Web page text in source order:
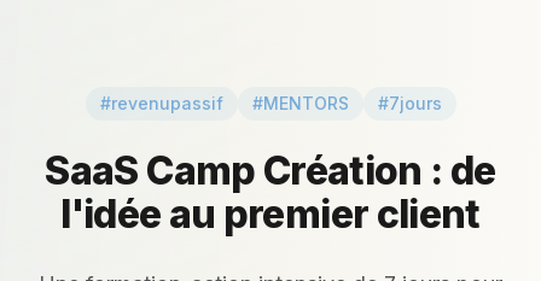
#revenupassif #MENTORS #7jours
SaaS Camp Création : de
l'idée au premier client